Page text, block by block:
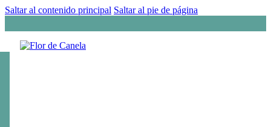
Saltar al contenido principal Saltar al pie de página